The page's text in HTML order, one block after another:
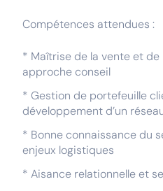
Compétences attendues :
* Maîtrise de la vente et
approche conseil
* Gestion de portefeuille
développement d’un
* Bonne connaissance du
enjeux logistiques
* Aisance relationnelle et